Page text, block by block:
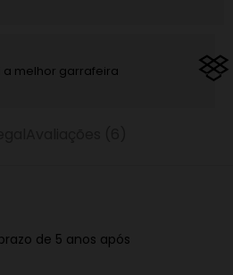
a melhor garrafeira
de 5 anos após